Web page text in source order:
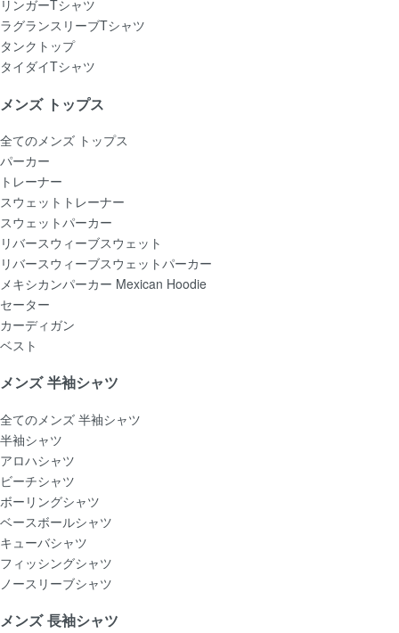
リンガーTシャツ
ラグランスリーブTシャツ
タンクトップ
タイダイTシャツ
メンズ トップス
全てのメンズ トップス
パーカー
トレーナー
スウェットトレーナー
スウェットパーカー
リバースウィーブスウェット
リバースウィーブスウェットパーカー
メキシカンパーカー Mexican Hoodie
セーター
カーディガン
ベスト
メンズ 半袖シャツ
全てのメンズ 半袖シャツ
半袖シャツ
アロハシャツ
ビーチシャツ
ボーリングシャツ
ベースボールシャツ
キューバシャツ
フィッシングシャツ
ノースリーブシャツ
メンズ 長袖シャツ